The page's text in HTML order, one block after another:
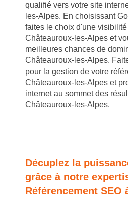
qualifié vers votre site
les-Alpes. En choisissant
faites le choix d'une
Châteauroux-les-Alpes et
meilleures chances de
Châteauroux-les-Alpes.
pour la gestion de votre
Châteauroux-les-Alpes et
internet au sommet des
Châteauroux-les-Alpes.
Décuplez la
grâce à notre
Référencement SEO